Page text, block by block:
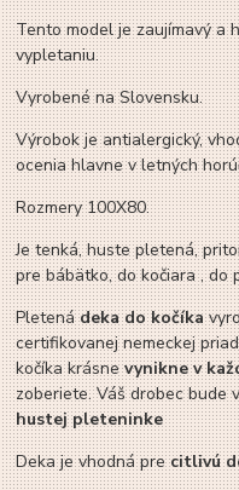
Tento model je zaujímavý a
vypletaniu.
Vyrobené na Slovensku.
Výrobok je antialergický,
ocenia hlavne v letných
Rozmery 100X80.
Je tenká, huste pletená,
pre bábätko, do kočiara , do
Pletenádeka do kočíka
certifikovanej nemeckej
kočíka krásnevynikne v
zoberiete. Váš drobec bude
hustej pleteninke
Deka je vhodná precitlivú